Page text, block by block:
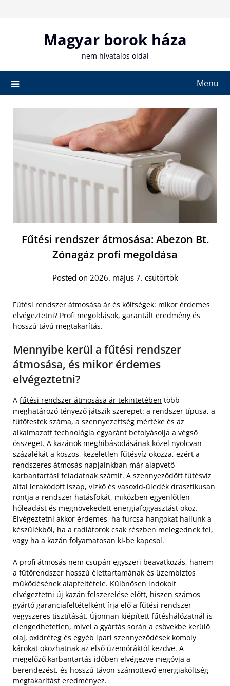
Magyar borok háza
nem hivatalos oldal
Menu
Fűtési rendszer átmosása: Abezon Bt.
Zónagáz profi megoldása
Posted on 2026. május 7. csütörtök
Fűtési rendszer átmosása ár és költségek: mikor érdemes
elvégeztetni? Profi megoldások, garantált eredmény és
hosszú távú megtakarítás.
Mennyibe kerül a fűtési rendszer
átmosása, és mikor érdemes
elvégeztetni?
A fűtési rendszer átmosása ár tekintetében több
meghatározó tényező játszik szerepet: a rendszer típusa, a
fűtőtestek száma, a szennyezettség mértéke és az
alkalmazott technológia egyaránt befolyásolja a végső
összeget. A kazánok meghibásodásának közel nyolcvan
százalékát a koszos, kezeletlen fűtésvíz okozza, ezért a
rendszeres átmosás napjainkban már alapvető
karbantartási feladatnak számít. A szennyeződött fűtésvíz
által lerakódott iszap, vízkő és vasoxid-üledék drasztikusan
rontja a rendszer hatásfokát, miközben egyenlőtlen
hőleadást és megnövekedett energiafogyasztást okoz.
Elvégeztetni akkor érdemes, ha furcsa hangokat hallunk a
készülékből, ha a radiátorok csak részben melegednek fel,
vagy ha a kazán folyamatosan ki-be kapcsol.
A profi átmosás nem csupán egyszeri beavatkozás, hanem
a fűtőrendszer hosszú élettartamának és üzembiztos
működésének alapfeltétele. Különösen indokolt
elvégeztetni új kazán felszerelése előtt, hiszen számos
gyártó garanciafeltételként írja elő a fűtési rendszer
vegyszeres tisztítását. Újonnan kiépített fűtéshálózatnál is
elengedhetetlen, mivel a gyártás során a csövekbe kerülő
olaj, oxidréteg és egyéb ipari szennyeződések komoly
károkat okozhatnak az első üzemóráktól kezdve. A
megelőző karbantartás időben elvégezve megóvja a
berendezést, és hosszú távon számottevő energiaköltség-
megtakarítást eredményez.